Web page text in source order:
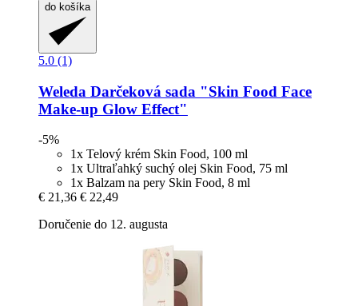
do košíka
5.0 (1)
Weleda Darčeková sada "Skin Food Face
Make-​up Glow Effect"
-5%
1x Telový krém Skin Food, 100 ml
1x Ultraľahký suchý olej Skin Food, 75 ml
1x Balzam na pery Skin Food, 8 ml
€ 21,36 € 22,49
Doručenie do 12. augusta